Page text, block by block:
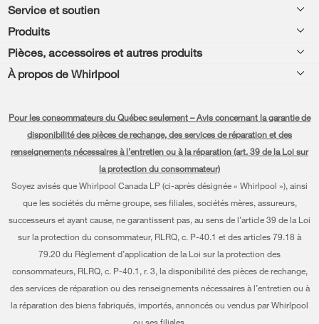
Footer
Service et soutien
Aide relative aux produits
Planifier une installation
Planifier une réparation
Renseignements relatifs à la garantie
Programmes de service prolongé
Mes électroménagers
Suivre ma commande
Services de livraison et d'installation
Produits
Laveuses et sécheuses
Cuisine
Appareils de cuisson
Lave-vaisselle et nettoyage
Trouver un marchand
Pièces, accessoires et autres produits
Accessoires
Programme d’abonnement aux filtres à eau
À propos de Whirlpool
Communiquez avec nous
À propos de nous
Carrières
Certification Éco et homologation ENERGY STAR® Whirlpool
Pour les consommateurs du Québec seulement – Avis concernant la garantie de
disponibilité des pièces de rechange, des services de réparation et des
renseignements nécessaires à l’entretien ou à la réparation (art. 39 de la Loi sur
la protection du consommateur)
Soyez avisés que Whirlpool Canada LP (ci-après désignée « Whirlpool »), ainsi
que les sociétés du même groupe, ses filiales, sociétés mères, assureurs,
successeurs et ayant cause, ne garantissent pas, au sens de l’article 39 de la Loi
sur la protection du consommateur, RLRQ, c. P-40.1 et des articles 79.18 à
79.20 du Règlement d’application de la Loi sur la protection des
consommateurs, RLRQ, c. P-40.1, r. 3, la disponibilité des pièces de rechange,
des services de réparation ou des renseignements nécessaires à l’entretien ou à
la réparation des biens fabriqués, importés, annoncés ou vendus par Whirlpool
ou ses filiales.